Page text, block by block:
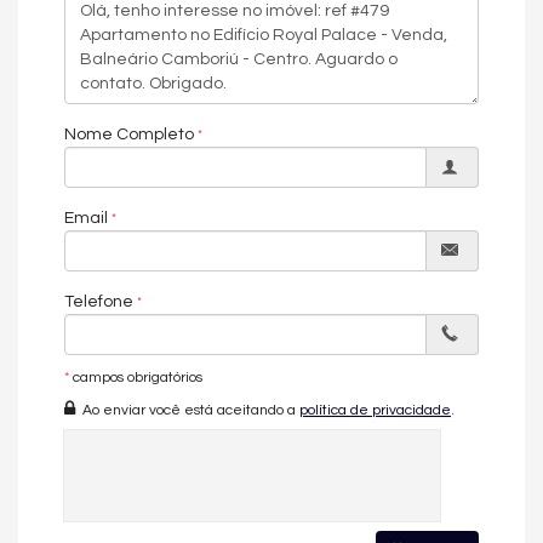
Morar de Frente para o Mar é um Estilo de
apartamento frente mar proporciona.
Acordar todos os dias com a vista do oceano, sentir a brisa
poucos passos de casa são privilégios que transformam a
Balneário Camboriú são reconhecidos pelo seu alto potencial
de valorização, sendo constantemente procurados por
Nome Completo
Email
Telefone
* campos obrigatórios
Ao enviar você está aceitando a política de privacidade